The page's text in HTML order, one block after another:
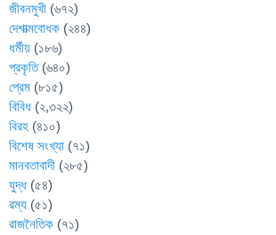
জীবনমুখী (৬৭২)
দেশাত্মবোধক (২৪৪)
ধর্মীয় (১৮৬)
প্রকৃতি(৬৪০)
প্রেম (৮১৫)
বিবিধ (২,৩২২)
বিরহ (৪১০)
বিশেষ সংখ্যা (৭১)
মানবতাবাদী (২৮৫)
যুদ্ধ (৫৪)
রম্য (৫১)
রাজনৈতিক (৭১)